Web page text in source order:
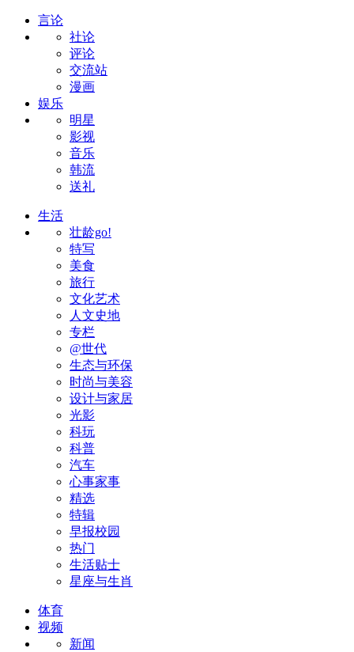
言论
社论
评论
交流站
漫画
娱乐
明星
影视
音乐
韩流
送礼
生活
壮龄go!
特写
美食
旅行
文化艺术
人文史地
专栏
@世代
生态与环保
时尚与美容
设计与家居
光影
科玩
科普
汽车
心事家事
精选
特辑
早报校园
热门
生活贴士
星座与生肖
体育
视频
新闻